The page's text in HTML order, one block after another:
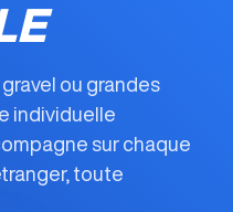
ou grandes
individuelle
sur chaque
toute